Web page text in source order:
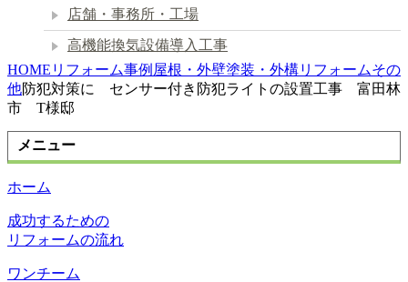
店舗・事務所・工場
高機能換気設備導入工事
HOME リフォーム事例 屋根・外壁塗装・外構リフォームその
他防犯対策に センサー付き防犯ライトの設置工事 富田林
市 T様邸
メニュー
ホーム
成功するための
リフォームの流れ
ワンチーム